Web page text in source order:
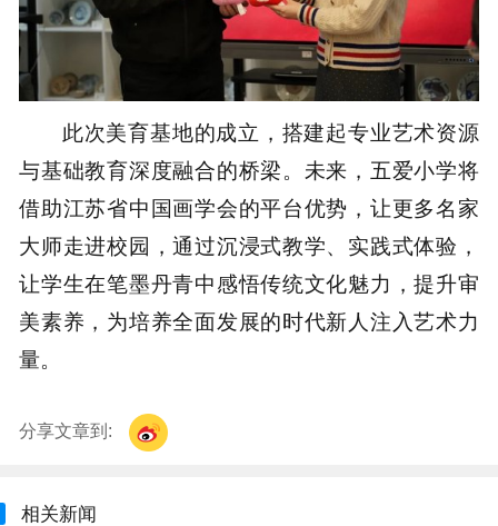
此次美育基地的成立，搭建起专业艺术资源
与基础教育深度融合的桥梁。未来，五爱小学将
借助江苏省中国画学会的平台优势，让更多名家
大师走进校园，通过沉浸式教学、实践式体验，
让学生在笔墨丹青中感悟传统文化魅力，提升审
美素养，为培养全面发展的时代新人注入艺术力
量。
分享文章到:
相关新闻